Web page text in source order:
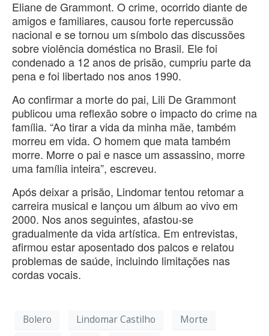
Eliane de Grammont. O crime, ocorrido diante de
amigos e familiares, causou forte repercussão
nacional e se tornou um símbolo das discussões
sobre violência doméstica no Brasil. Ele foi
condenado a 12 anos de prisão, cumpriu parte da
pena e foi libertado nos anos 1990.
Ao confirmar a morte do pai, Lili De Grammont
publicou uma reflexão sobre o impacto do crime na
família. “Ao tirar a vida da minha mãe, também
morreu em vida. O homem que mata também
morre. Morre o pai e nasce um assassino, morre
uma família inteira”, escreveu.
Após deixar a prisão, Lindomar tentou retomar a
carreira musical e lançou um álbum ao vivo em
2000. Nos anos seguintes, afastou-se
gradualmente da vida artística. Em entrevistas,
afirmou estar aposentado dos palcos e relatou
problemas de saúde, incluindo limitações nas
cordas vocais.
Bolero Lindomar Castilho
Morte